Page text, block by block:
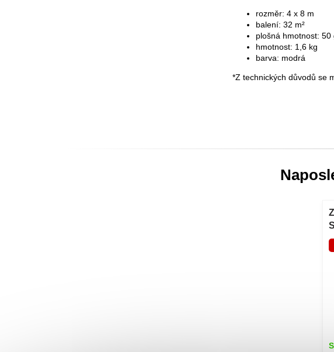
rozměr: 4 x 8 m
balení: 32 m²
plošná hmotnost: 50
hmotnost: 1,6 kg
barva: modrá
*Z technických důvodů se